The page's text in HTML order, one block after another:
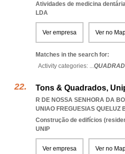
Atividades de medicina
LDA
Ver empresa Ver no
Matches in the search for:
Activity categories: ...
Tons & Quadrados,
R DE NOSSA SENHORA DA
UNIAO FREGUESIAS QUELUZ
Construção de edifícios
UNIP
Ver empresa Ver no